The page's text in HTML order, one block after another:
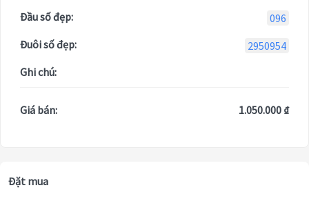
Đầu số đẹp:
096
Đuôi số đẹp:
2950954
Ghi chú:
Giá bán: 1.050.000 ₫
Đặt mua